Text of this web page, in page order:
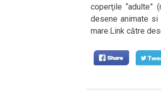
coperţile
desene animate
mare.Link către